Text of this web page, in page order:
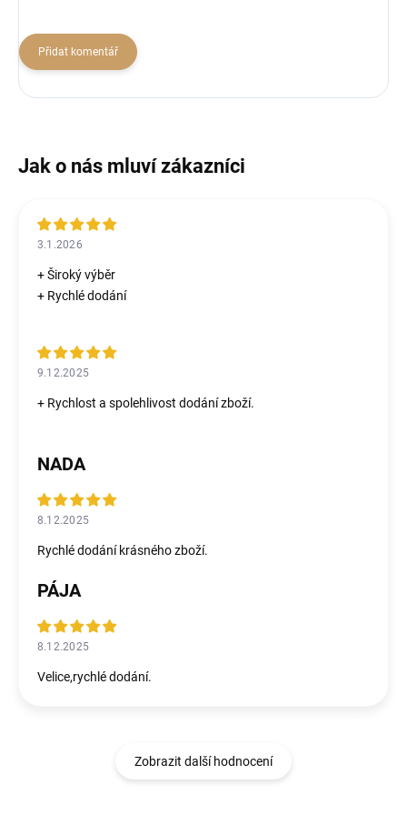
Přidat komentář
3.1.2026
+ Široký výběr
+ Rychlé dodání
9.12.2025
+ Rychlost a spolehlivost dodání zboží.
NADA
8.12.2025
Rychlé dodání krásného zboží.
PÁJA
8.12.2025
Velice,rychlé dodání.
Zobrazit další hodnocení